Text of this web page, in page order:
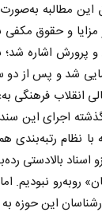
این مطالبه
مزایا و حقوق مکفی
شد و پس از دو
انقلاب فرهنگی
با نظام
اسناد بالادستی
روبه‌رو
این حوزه
ترامپ؟
مسائل سیاسی